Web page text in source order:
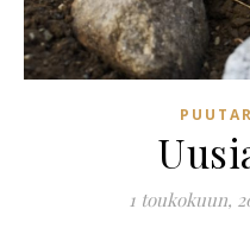
1 toukokuun,